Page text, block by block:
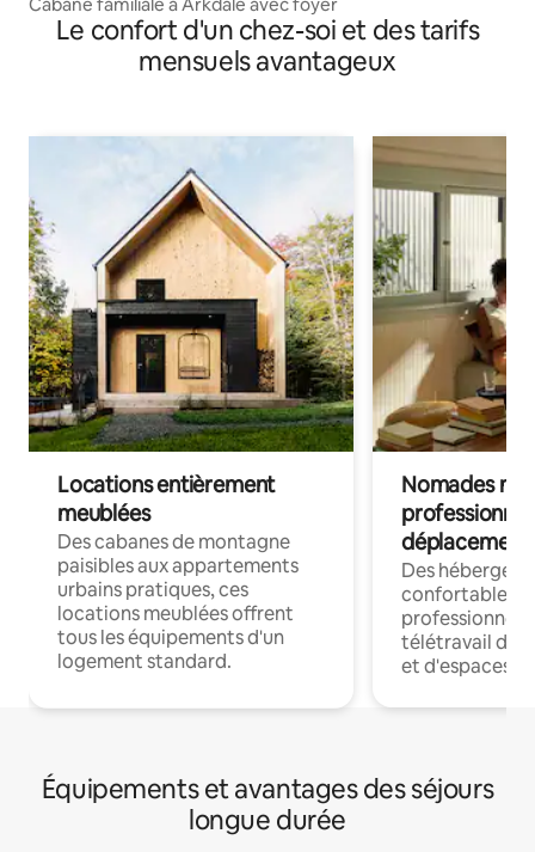
Le confort d'un chez-soi et des tarifs
mensuels avantageux
Locations entièrement
meublées
Des cabanes de montagne
paisibles aux appartements
urbains pratiques, ces
locations meublées offrent
tous les équipements d'un
logement standard.
Nomades
déplacement
Des
confortables
professionnels
télétravail
et d'espaces
Équipements et avantages des séjours
longue durée